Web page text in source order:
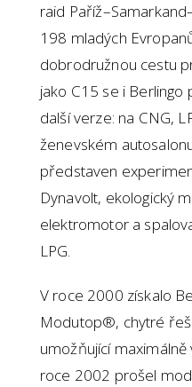
raid
198 mladých
dobrodružnou cestu
jako C15 se i
další verze: na CNG,
ženevském
představen
Dynavolt, ekologický
elektromotor a
LPG.
V roce 2000 získalo
Modutop®, chytré
umožňující
roce 2002 prošel